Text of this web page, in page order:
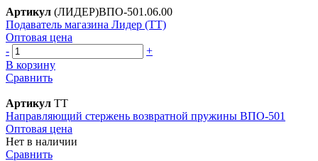
Артикул (ЛИДЕР)ВПО-501.06.00
Подаватель магазина Лидер (ТТ)
Оптовая цена
-
+
В корзину
Сравнить
Артикул ТТ
Направляющий стержень возвратной пружины ВПО-501
Оптовая цена
Нет в наличии
Сравнить